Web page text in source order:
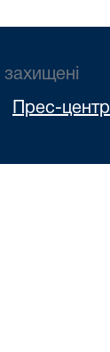
Прес-центр